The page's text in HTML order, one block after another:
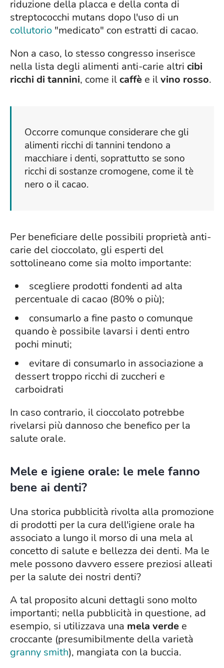
riduzione della placca e della conta di
streptococchi mutans dopo l'uso di un
collutorio "medicato" con estratti di cacao.
Non a caso, lo stesso congresso inserisce
nella lista degli alimenti anti-carie altri cibi
ricchi di tannini, come ilcaffè e ilvino rosso.
Occorre comunque considerare che gli
alimenti ricchi di tannini tendono a
macchiare i denti, soprattutto se sono
ricchi di sostanze cromogene, come il tè
nero o il cacao.
Per beneficiare delle possibili proprietà anti-
carie del cioccolato, gli esperti del
sottolineano come sia molto importante:
scegliere prodotti fondenti ad alta
percentuale di cacao (80% o più);
consumarlo a fine pasto o comunque
quando è possibile lavarsi i denti entro
pochi minuti;
evitare di consumarlo in associazione a
dessert troppo ricchi di zuccheri e
carboidrati
In caso contrario, il cioccolato potrebbe
rivelarsi più dannoso che benefico per la
salute orale.
Mele e igiene orale: le mele fanno
bene ai denti?
Una storica pubblicità rivolta alla promozione
di prodotti per la cura dell'igiene orale ha
associato a lungo il morso di una mela al
concetto di salute e bellezza dei denti. Ma le
mele possono davvero essere preziosi alleati
per la salute dei nostri denti?
A tal proposito alcuni dettagli sono molto
importanti; nella pubblicità in questione, ad
esempio, si utilizzava una mela verde e
croccante (presumibilmente della varietà
granny smith), mangiata con la buccia.